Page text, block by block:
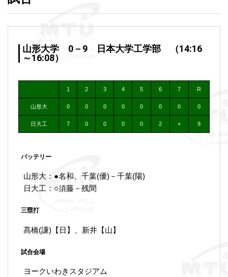
山形大学 0－9 日本大学工学部 （14:16
～16:08）
1 2 3 4 5 6 7 R
山形大 0 0 0 0 0 0 0 0
日大工 7 0 0 0 0 2 × 9
バッテリー
山形大：●名和、千葉(優)－千葉(陽)
日大工：○須藤－残間
三塁打
髙橋(謙)【日】、新井【山】
試合会場
ヨークいわきスタジアム